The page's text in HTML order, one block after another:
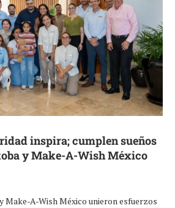
inspira; cumplen sueños
y Make-A-Wish México
Make-A-Wish México unieron esfuerzos